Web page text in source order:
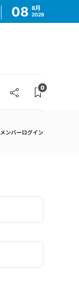
08 8月
2026
0
メンバーログイン